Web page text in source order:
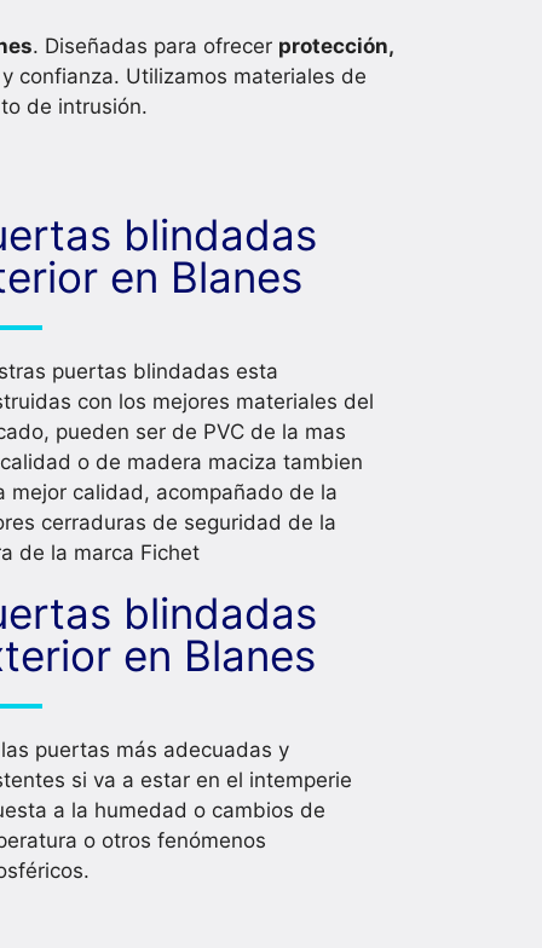
. Diseñadas para ofrecer protección,
confianza. Utilizamos materiales de
de intrusión.
blindadas
en Blanes
puertas blindadas esta
con los mejores materiales del
pueden ser de PVC de la mas
o de madera maciza tambien
mejor calidad, acompañado de la
cerraduras de seguridad de la
de la marca Fichet
blindadas
en Blanes
puertas más adecuadas y
si va a estar en el intemperie
a la humedad o cambios de
o otros fenómenos